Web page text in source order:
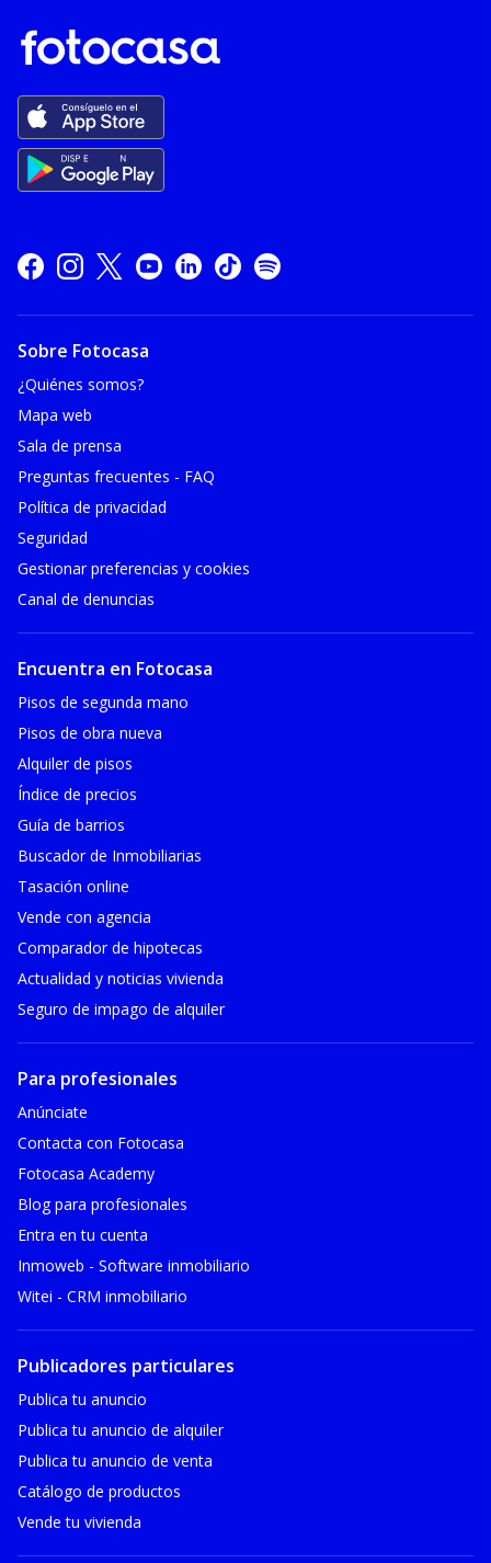
Sobre Fotocasa
¿Quiénes somos?
Mapa web
Sala de prensa
Preguntas frecuentes - FAQ
Política de privacidad
Seguridad
Gestionar preferencias y cookies
Canal de denuncias
Encuentra en Fotocasa
Pisos de segunda mano
Pisos de obra nueva
Alquiler de pisos
Índice de precios
Guía de barrios
Buscador de Inmobiliarias
Tasación online
Vende con agencia
Comparador de hipotecas
Actualidad y noticias vivienda
Seguro de impago de alquiler
Para profesionales
Anúnciate
Contacta con Fotocasa
Fotocasa Academy
Blog para profesionales
Entra en tu cuenta
Inmoweb - Software inmobiliario
Witei - CRM inmobiliario
Publicadores particulares
Publica tu anuncio
Publica tu anuncio de alquiler
Publica tu anuncio de venta
Catálogo de productos
Vende tu vivienda